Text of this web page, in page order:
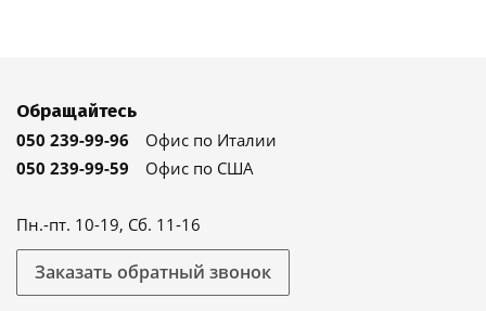
Обращайтесь
050 239-99-96
Офис по Италии
050 239-99-59
Офис по США
Пн.-пт. 10-19, Сб. 11-16
Заказать обратный звонок